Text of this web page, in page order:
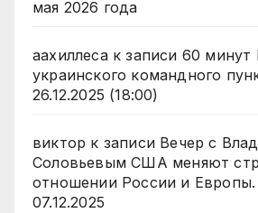
мая 2026 года
аахиллесак записи 60 минут
украинского командного
26.12.2025 (18:00)
виктор к записи Вечер с
Соловьевым США меняют
отношении России и
07.12.2025